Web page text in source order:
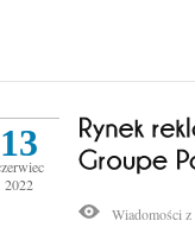
13
2022
Wiadomości